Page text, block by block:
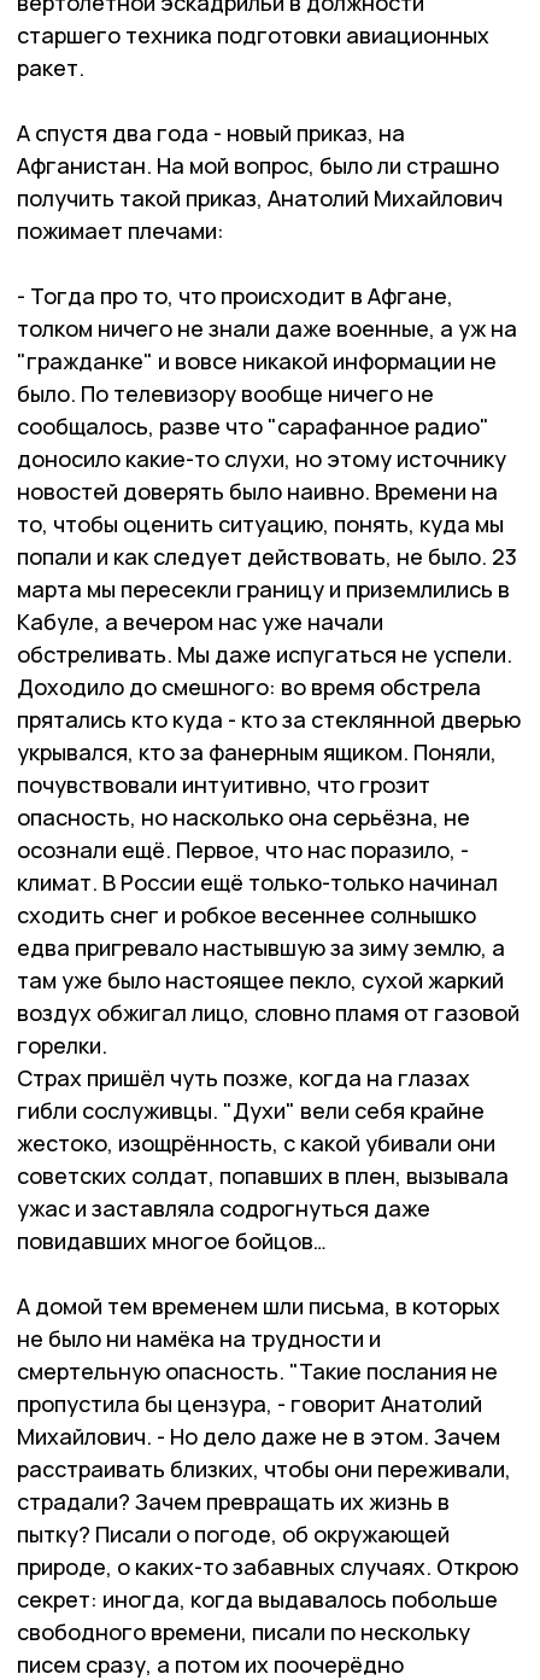
старшего техника подготовки авиационных
ракет.
А спустя два года - новый приказ, на
Афганистан. На мой вопрос, было ли страшно
получить такой приказ, Анатолий Михайлович
пожимает плечами:
- Тогда про то, что происходит в Афгане,
толком ничего не знали даже военные, а уж на
"гражданке" и вовсе никакой информации не
было. По телевизору вообще ничего не
сообщалось, разве что "сарафанное радио"
доносило какие-то слухи, но этому источнику
новостей доверять было наивно. Времени на
то, чтобы оценить ситуацию, понять, куда мы
попали и как следует действовать, не было. 23
марта мы пересекли границу и приземлились в
Кабуле, а вечером нас уже начали
обстреливать. Мы даже испугаться не успели.
Доходило до смешного: во время обстрела
прятались кто куда - кто за стеклянной дверью
укрывался, кто за фанерным ящиком. Поняли,
почувствовали интуитивно, что грозит
опасность, но насколько она серьёзна, не
осознали ещё. Первое, что нас поразило, -
климат. В России ещё только-только начинал
сходить снег и робкое весеннее солнышко
едва пригревало настывшую за зиму землю, а
там уже было настоящее пекло, сухой жаркий
воздух обжигал лицо, словно пламя от газовой
горелки.
Страх пришёл чуть позже, когда на глазах
гибли сослуживцы. "Духи" вели себя крайне
жестоко, изощрённость, с какой убивали они
советских солдат, попавших в плен, вызывала
ужас и заставляла содрогнуться даже
повидавших многое бойцов…
А домой тем временем шли письма, в которых
не было ни намёка на трудности и
смертельную опасность. "Такие послания не
пропустила бы цензура, - говорит Анатолий
Михайлович. - Но дело даже не в этом. Зачем
расстраивать близких, чтобы они переживали,
страдали? Зачем превращать их жизнь в
пытку? Писали о погоде, об окружающей
природе, о каких-то забавных случаях. Открою
секрет: иногда, когда выдавалось побольше
свободного времени, писали по нескольку
писем сразу, а потом их поочерёдно